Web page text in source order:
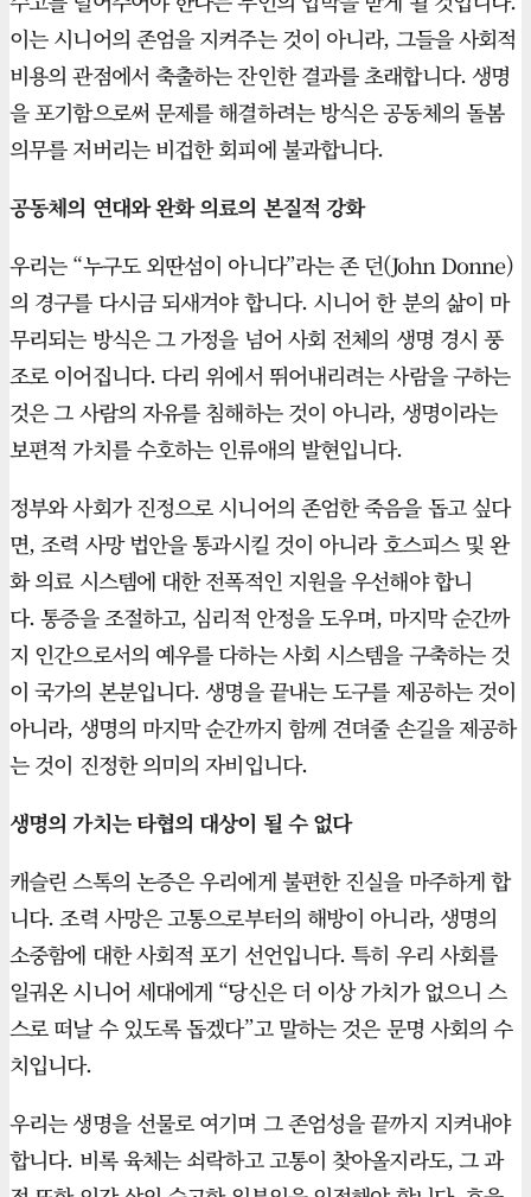
이는 시니어의 존엄을 지켜주는 것이 아니라, 그들을 사회적
비용의 관점에서 축출하는 잔인한 결과를 초래합니다. 생명
을 포기함으로써 문제를 해결하려는 방식은 공동체의 돌봄
의무를 저버리는 비겁한 회피에 불과합니다.
공동체의 연대와 완화 의료의 본질적 강화
우리는 “누구도 외딴섬이 아니다”라는 존 던(John Donne)
의 경구를 다시금 되새겨야 합니다. 시니어 한 분의 삶이 마
무리되는 방식은 그 가정을 넘어 사회 전체의 생명 경시 풍
조로 이어집니다. 다리 위에서 뛰어내리려는 사람을 구하는
것은 그 사람의 자유를 침해하는 것이 아니라, 생명이라는
보편적 가치를 수호하는 인류애의 발현입니다.
정부와 사회가 진정으로 시니어의 존엄한 죽음을 돕고 싶다
면, 조력 사망 법안을 통과시킬 것이 아니라 호스피스 및 완
화 의료 시스템에 대한 전폭적인 지원을 우선해야 합니
다. 통증을 조절하고, 심리적 안정을 도우며, 마지막 순간까
지 인간으로서의 예우를 다하는 사회 시스템을 구축하는 것
이 국가의 본분입니다. 생명을 끝내는 도구를 제공하는 것이
아니라, 생명의 마지막 순간까지 함께 견뎌줄 손길을 제공하
는 것이 진정한 의미의 자비입니다.
생명의 가치는 타협의 대상이 될 수 없다
캐슬린 스톡의 논증은 우리에게 불편한 진실을 마주하게 합
니다. 조력 사망은 고통으로부터의 해방이 아니라, 생명의
소중함에 대한 사회적 포기 선언입니다. 특히 우리 사회를
일궈온 시니어 세대에게 “당신은 더 이상 가치가 없으니 스
스로 떠날 수 있도록 돕겠다”고 말하는 것은 문명 사회의 수
치입니다.
우리는 생명을 선물로 여기며 그 존엄성을 끝까지 지켜내야
합니다. 비록 육체는 쇠락하고 고통이 찾아올지라도, 그 과